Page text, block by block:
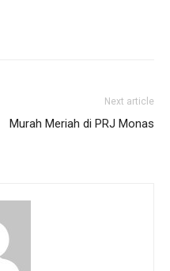
Next article
Murah Meriah di PRJ Monas